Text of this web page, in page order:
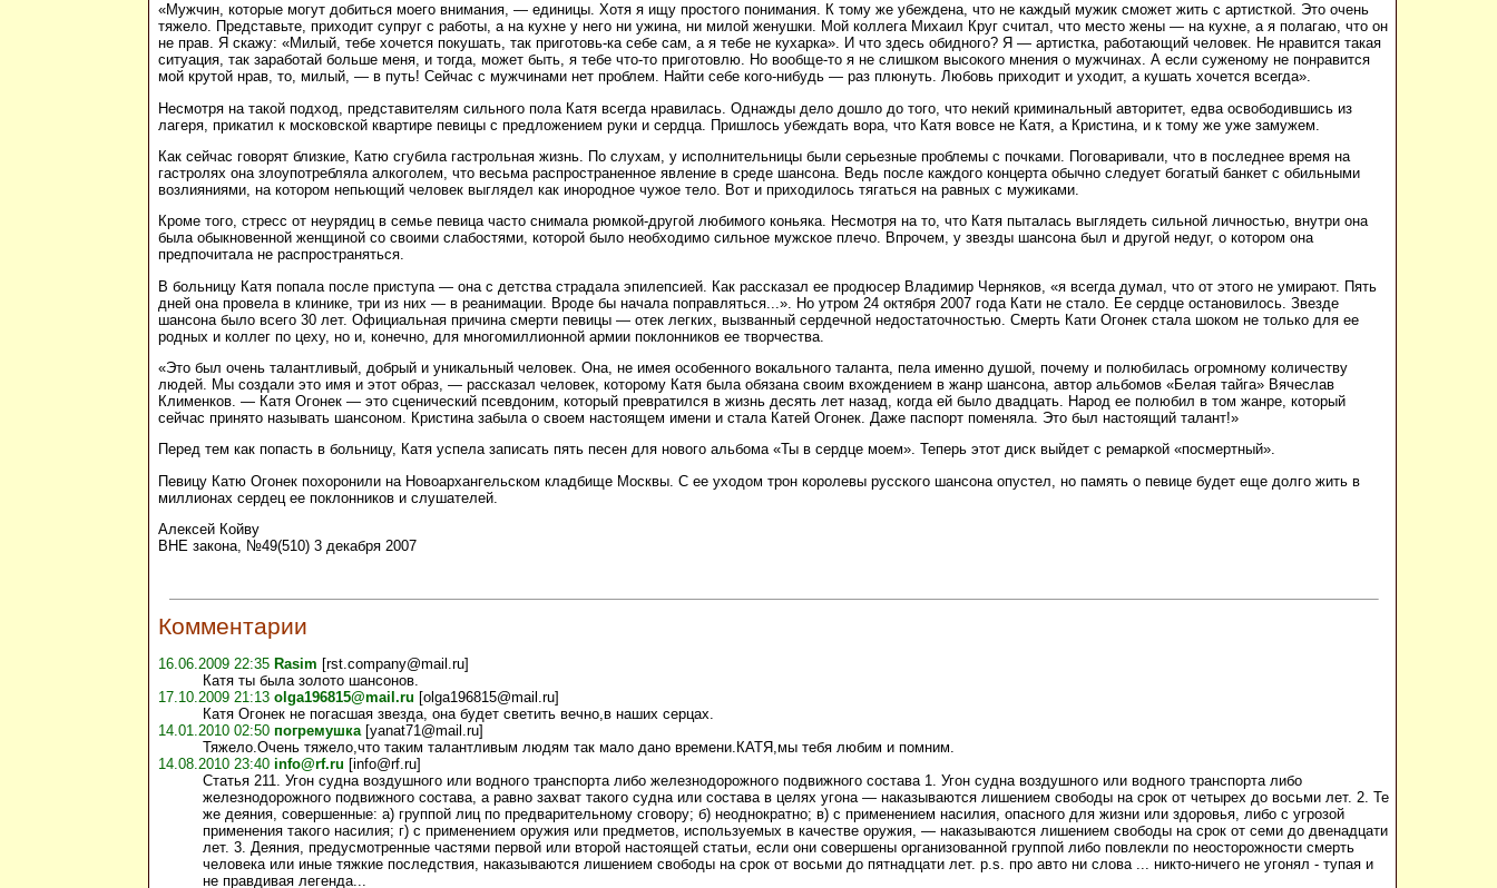
«Мужчин, которые могут добиться моего внимания, — единицы. Хотя я ищу простого понимания. К тому же убеждена, что не каждый мужик сможет жить с артисткой. Это очень
тяжело. Представьте, приходит супруг с работы, а на кухне у него ни ужина, ни милой женушки. Мой коллега Михаил Круг считал, что место жены — на кухне, а я полагаю, что он
не прав. Я скажу: «Милый, тебе хочется покушать, так приготовь-ка себе сам, а я тебе не кухарка». И что здесь обидного? Я — артистка, работающий человек. Не нравится такая
ситуация, так заработай больше меня, и тогда, может быть, я тебе что-то приготовлю. Но вообще-то я не слишком высокого мнения о мужчинах. А если суженому не понравится
мой крутой нрав, то, милый, — в путь! Сейчас с мужчинами нет проблем. Найти себе кого-нибудь — раз плюнуть. Любовь приходит и уходит, а кушать хочется всегда».
Несмотря на такой подход, представителям сильного пола Катя всегда нравилась. Однажды дело дошло до того, что некий криминальный авторитет, едва освободившись из
лагеря, прикатил к московской квартире певицы с предложением руки и сердца. Пришлось убеждать вора, что Катя вовсе не Катя, а Кристина, и к тому же уже замужем.
Как сейчас говорят близкие, Катю сгубила гастрольная жизнь. По слухам, у исполнительницы были серьезные проблемы с почками. Поговаривали, что в последнее время на
гастролях она злоупотребляла алкоголем, что весьма распространенное явление в среде шансона. Ведь после каждого концерта обычно следует богатый банкет с обильными
возлияниями, на котором непьющий человек выглядел как инородное чужое тело. Вот и приходилось тягаться на равных с мужиками.
Кроме того, стресс от неурядиц в семье певица часто снимала рюмкой-другой любимого коньяка. Несмотря на то, что Катя пыталась выглядеть сильной личностью, внутри она
была обыкновенной женщиной со своими слабостями, которой было необходимо сильное мужское плечо. Впрочем, у звезды шансона был и другой недуг, о котором она
предпочитала не распространяться.
В больницу Катя попала после приступа — она с детства страдала эпилепсией. Как рассказал ее продюсер Владимир Черняков, «я всегда думал, что от этого не умирают. Пять
дней она провела в клинике, три из них — в реанимации. Вроде бы начала поправляться...». Но утром 24 октября 2007 года Кати не стало. Ее сердце остановилось. Звезде
шансона было всего 30 лет. Официальная причина смерти певицы — отек легких, вызванный сердечной недостаточностью. Смерть Кати Огонек стала шоком не только для ее
родных и коллег по цеху, но и, конечно, для многомиллионной армии поклонников ее творчества.
«Это был очень талантливый, добрый и уникальный человек. Она, не имея особенного вокального таланта, пела именно душой, почему и полюбилась огромному количеству
людей. Мы создали это имя и этот образ, — рассказал человек, которому Катя была обязана своим вхождением в жанр шансона, автор альбомов «Белая тайга» Вячеслав
Клименков. — Катя Огонек — это сценический псевдоним, который превратился в жизнь десять лет назад, когда ей было двадцать. Народ ее полюбил в том жанре, который
сейчас принято называть шансоном. Кристина забыла о своем настоящем имени и стала Катей Огонек. Даже паспорт поменяла. Это был настоящий талант!»
Перед тем как попасть в больницу, Катя успела записать пять песен для нового альбома «Ты в сердце моем». Теперь этот диск выйдет с ремаркой «посмертный».
Певицу Катю Огонек похоронили на Новоархангельском кладбище Москвы. С ее уходом трон королевы русского шансона опустел, но память о певице будет еще долго жить в
миллионах сердец ее поклонников и слушателей.
Алексей Койву
ВНЕ закона, №49(510) 3 декабря 2007
Комментарии
16.06.2009 22:35 Rasim [rst.company@mail.ru]
Катя ты была золото шансонов.
17.10.2009 21:13 olga196815@mail.ru [olga196815@mail.ru]
Катя Огонек не погасшая звезда, она будет светить вечно,в наших серцах.
14.01.2010 02:50 погремушка[yanat71@mail.ru]
Тяжело.Очень тяжело,что таким талантливым людям так мало дано времени.КАТЯ,мы тебя любим и помним.
14.08.2010 23:40 info@rf.ru [info@rf.ru]
Статья 211. Угон судна воздушного или водного транспорта либо железнодорожного подвижного состава 1. Угон судна воздушного или водного транспорта либо
железнодорожного подвижного состава, а равно захват такого судна или состава в целях угона — наказываются лишением свободы на срок от четырех до восьми лет. 2. Те
же деяния, совершенные: а) группой лиц по предварительному сговору; б) неоднократно; в) с применением насилия, опасного для жизни или здоровья, либо с угрозой
применения такого насилия; г) с применением оружия или предметов, используемых в качестве оружия, — наказываются лишением свободы на срок от семи до двенадцати
лет. 3. Деяния, предусмотренные частями первой или второй настоящей статьи, если они совершены организованной группой либо повлекли по неосторожности смерть
человека или иные тяжкие последствия, наказываются лишением свободы на срок от восьми до пятнадцати лет. p.s. про авто ни слова ... никто-ничего не угонял - тупая и
не правдивая легенда...